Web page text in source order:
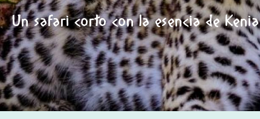
Un safari corto con la esencia de Kenia